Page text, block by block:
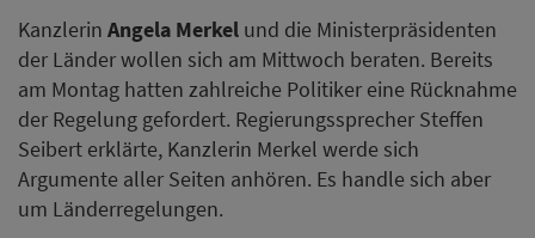
Kanzlerin Angela Merkel und die Ministerpräsidenten
der Länder wollen sich am Mittwoch beraten. Bereits
am Montag hatten zahlreiche Politiker eine Rücknahme
der Regelung gefordert. Regierungssprecher Steffen
Seibert erklärte, Kanzlerin Merkel werde sich
Argumente aller Seiten anhören. Es handle sich aber
um Länderregelungen.